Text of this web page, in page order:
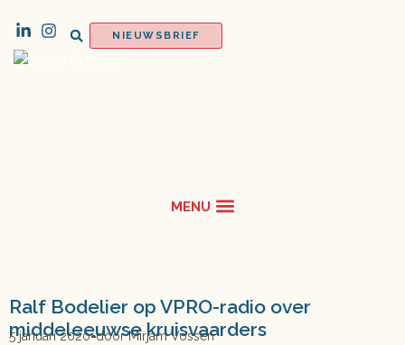
NIEUWSBRIEF
Ralf Bodelier op VPRO-radio over
middeleeuwse kruisvaarders
5 januari 2020 doorMirjam Vossen